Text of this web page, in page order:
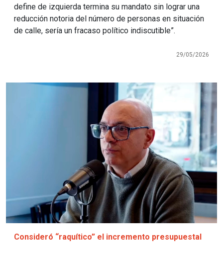
define de izquierda termina su mandato sin lograr una
reducción notoria del número de personas en situación
de calle, sería un fracaso político indiscutible”.
29/05/2026
Imagen
Consideró “raquítico” el incremento presupuestal